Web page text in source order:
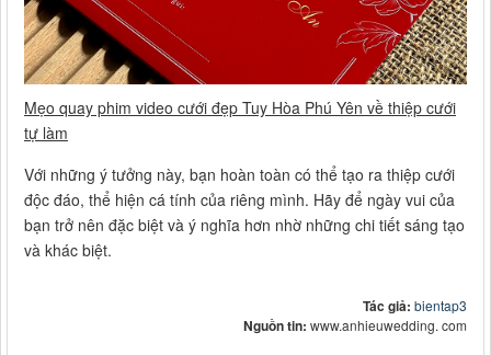
Mẹo quay phim video cưới đẹp Tuy Hòa Phú Yên về thiệp cưới
tự làm
Với những ý tưởng này, bạn hoàn toàn có thể tạo ra thiệp cưới
độc đáo, thể hiện cá tính của riêng mình. Hãy để ngày vui của
bạn trở nên đặc biệt và ý nghĩa hơn nhờ những chi tiết sáng tạo
và khác biệt.
Tác giả: bientap3
Nguồn tin: www.anhieuwedding. com